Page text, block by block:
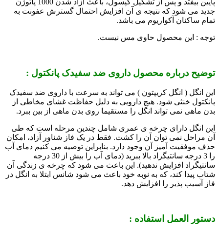
پایین بیفتد و پس از تشکیل کپسول، باعث آزاد شدن 1000 پاتوژن
جدید می شود که نتیجه ی آن افزایش احتمال گسترش عفونت به
تمام ساکنان آکواریوم می باشد.
توجه : این محصول حاوی مس نیست.
توضیح درباره محصول داروی ضد سفیدک پانکتول :
این انگل ( انگل کریپتون ) می تواند به سرعت با داروی ضد سفیدک
پانکتول خنثی شود. هیچ دارویی به دلیل حفاظت غشای مخاطی از
بدن ماهی نمی تواند انگل را مستقیما روی بدن ماهی از بین ببرد.
این انگل دارای چرخه ی عمری شامل چندین مرحله است که طی
آن مراحل نمی توان آن را کشت. فقط در یک فاز شناور آزاد، امکان
حذف موفقیت آمیز آن وجود دارد. بنابراین توصیه می کنیم دمای آب
را 3 درجه سانتیگراد بالا ببرید (دمای آب را بیش از 30 درجه
سانتیگراد افزایش ندهید). این باعث می شود که چرخه ی زندگی آن
شتاب پیدا کند، که به نوبه خود باعث می شود شانس ابتلا به انگل در
فاز آسیب پذیر را افزایش دهد.
دستور العمل استفاده :